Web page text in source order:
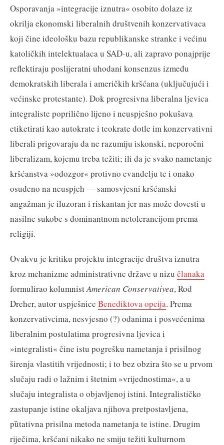
Osporavanja »integracije iznutra« osobito dolaze iz
okrilja ekonomski liberalnih društvenih konzervativaca
koji čine ideološku bazu republikanske stranke i većinu
katoličkih intelektualaca u SAD-u, ali zapravo ponajprije
reflektiraju poslijeratni uhodani konsenzus između
demokratskih liberala i američkih kršćana (uključujući i
većinske protestante). Dok progresivna liberalna ljevica
integraliste poprilično lijeno i neuspješno pokušava
etiketirati kao autokrate i teokrate dotle im konzervativni
liberali prigovaraju da ne razumiju iskonski, neporočni
liberalizam, kojemu treba težiti; ili da je svako nametanje
kršćanstva »odozgor« protivno evanđelju te i onako
osuđeno na neuspjeh — samosvjesni kršćanski
angažman je iluzoran i riskantan jer nas može dovesti u
nasilne sukobe s dominantnom netolerancijom prema
religiji.
Ovakvu je kritiku projektu integracije društva iznutra
kroz mehanizme administrativne države u nizu članaka
formulirao kolumnistAmerican Conservativea, Rod
Dreher, autor uspješnice Benediktova opcija. Prema
konzervativcima, nesvjesno (?) odanima i posvećenima
liberalnim postulatima progresivna ljevica i
»integralisti« čine istu pogrešku nametanja i prisilnog
širenja vlastitih vrijednosti; i to bez obzira što se u prvom
slučaju radi o lažnim i štetnim »vrijednostima«, a u
slučaju integralista o objavljenoj istini. Integralističko
zastupanje istine okaljava njihova pretpostavljena,
pȕtativna prisilna metoda nametanja te istine. Drugim
riječima, kršćani nikako ne smiju težiti kulturnom